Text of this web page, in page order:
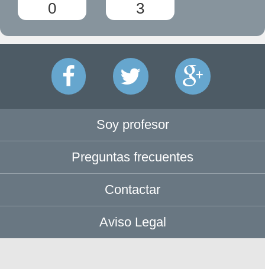
0 3
Soy profesor
Preguntas frecuentes
Contactar
Aviso Legal